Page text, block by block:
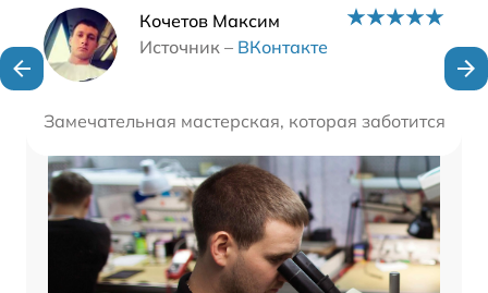
Кочетов Максим
Источник – ВКонтакте
Замечательная мастерская, которая заботится о
Наши мастера